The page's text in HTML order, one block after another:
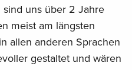
Sold out
Sold out
uns über 2 Jahre
meist am längsten
allen anderen Sprachen
gestaltet und wären